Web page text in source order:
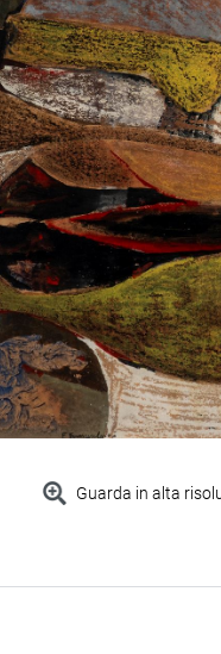
Guarda in alta